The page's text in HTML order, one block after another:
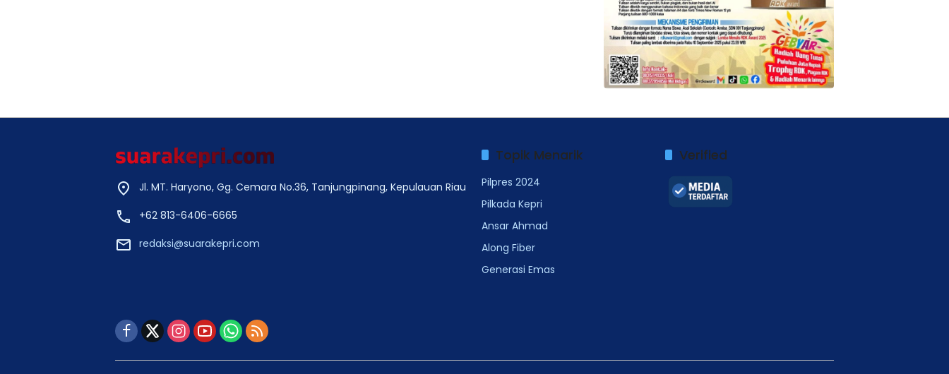
Jl. MT. Haryono, Gg. Cemara No.36, Tanjungpinang, Kepulauan Riau
+62 813-6406-6665
redaksi@suarakepri.com
Topik Menarik
Pilpres 2024
Pilkada Kepri
Ansar Ahmad
Along Fiber
Generasi Emas
Verified